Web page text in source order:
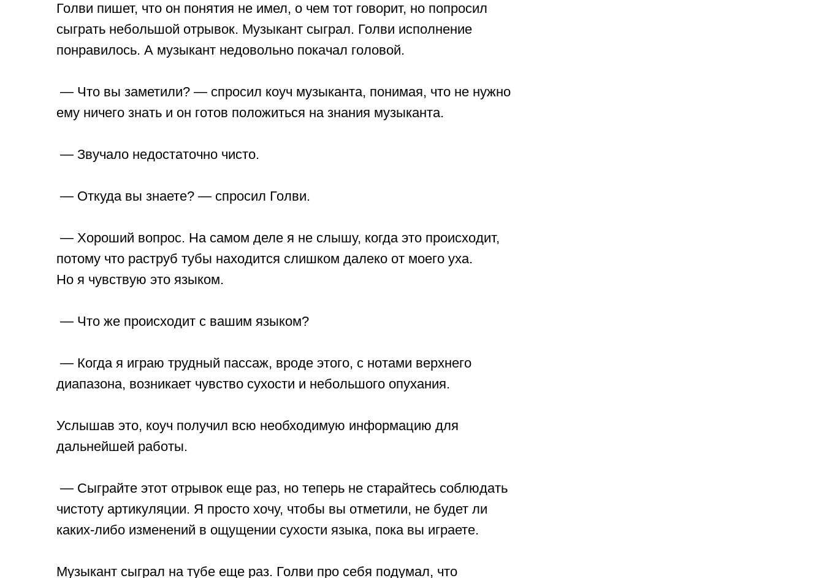
Голви пишет, что он понятия не имел, о чем тот говорит, но попросил
сыграть небольшой отрывок. Музыкант сыграл. Голви исполнение
понравилось. А музыкант недовольно покачал головой.
— Что вы заметили? — спросил коуч музыканта, понимая, что не нужно
ему ничего знать и он готов положиться на знания музыканта.
— Звучало недостаточно чисто.
— Откуда вы знаете? — спросил Голви.
— Хороший вопрос. На самом деле я не слышу, когда это происходит,
потому что раструб тубы находится слишком далеко от моего уха.
Но я чувствую это языком.
— Что же происходит с вашим языком?
— Когда я играю трудный пассаж, вроде этого, с нотами верхнего
диапазона, возникает чувство сухости и небольшого опухания.
Услышав это, коуч получил всю необходимую информацию для
дальнейшей работы.
— Сыграйте этот отрывок еще раз, но теперь не старайтесь соблюдать
чистоту артикуляции. Я просто хочу, чтобы вы отметили, не будет ли
каких-либо изменений в ощущении сухости языка, пока вы играете.
Музыкант сыграл на тубе еще раз. Голви про себя подумал, что